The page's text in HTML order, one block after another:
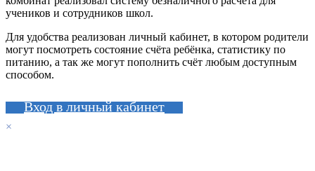
учеников и сотрудников школ.
Для удобства реализован личный кабинет, в котором родители
могут посмотреть состояние счёта ребёнка, статистику по
питанию, а так же могут пополнить счёт любым доступным
способом.
Вход в личный кабинет
×